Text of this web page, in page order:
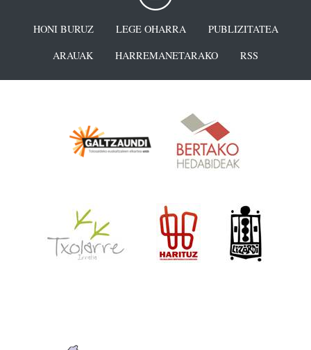
HONI BURUZ LEGE OHARRA
PUBLIZITATEA
ARAUAK
HARREMANETARAKO RSS